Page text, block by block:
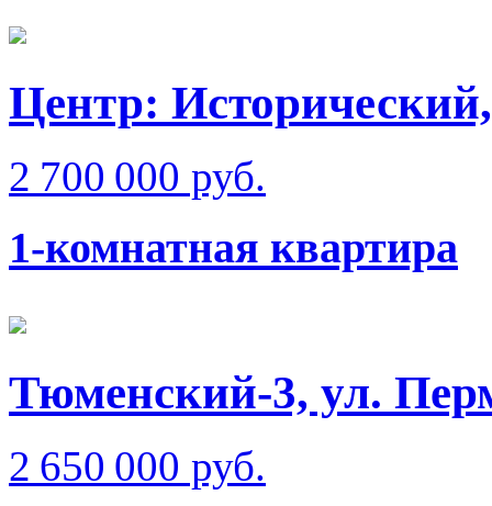
Центр:
2 700 000 руб.
1-комнатная квартира
Тюменский-3, ул.
2 650 000 руб.